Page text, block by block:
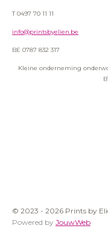
T 0497 70 11 11
info@printsbyelien.be
BE 0787 832 317
Kleine onderneming
© 2023 - 2026 Prints by
Powered by JouwWeb